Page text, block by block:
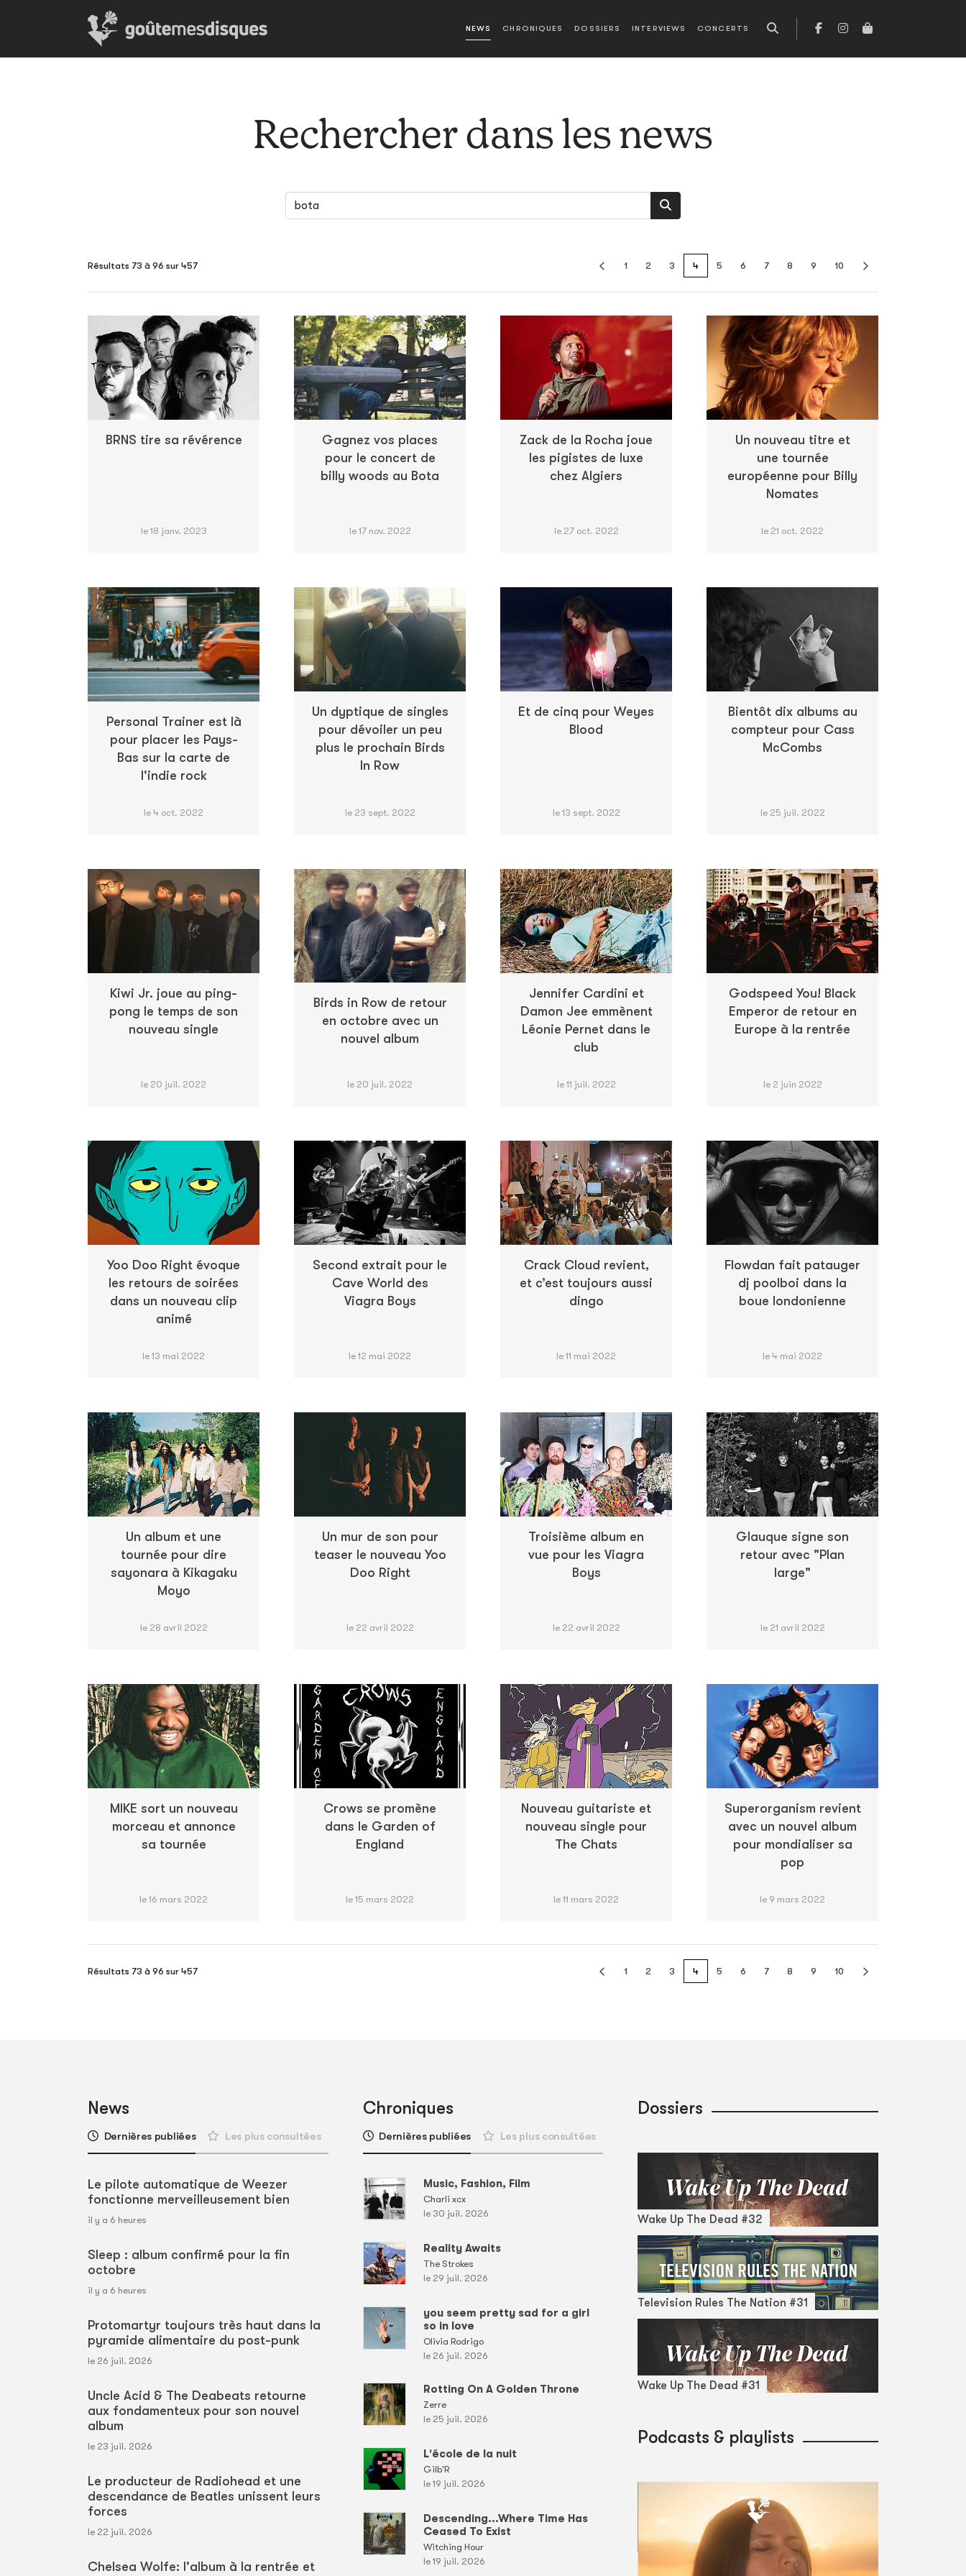
NEWS CHRONIQUES DOSSIERS INTERVIEWS CONCERTS
Rechercher dans les news
Résultats 73 à 96 sur 457 1 2 3 4 5 6 7 8 9 10
BRNS tire sa révérence
le 18 janv. 2023
Gagnez vos places
pour le concert de
billy woods au Bota
le 17 nov. 2022
Zack de la Rocha joue
les pigistes de luxe
chez Algiers
le 27 oct. 2022
Un nouveau titre et
une tournée
européenne pour Billy
Nomates
le 21 oct. 2022
Personal Trainer est là
pour placer les Pays-
Bas sur la carte de
l'indie rock
le 4 oct. 2022
Un dyptique de singles
pour dévoiler un peu
plus le prochain Birds
In Row
le 23 sept. 2022
Et de cinq pour Weyes
Blood
le 13 sept. 2022
Bientôt dix albums au
compteur pour Cass
McCombs
le 25 juil. 2022
Kiwi Jr. joue au ping-
pong le temps de son
nouveau single
le 20 juil. 2022
Birds in Row de retour
en octobre avec un
nouvel album
le 20 juil. 2022
Jennifer Cardini et
Damon Jee emmènent
Léonie Pernet dans le
club
le 11 juil. 2022
Godspeed You! Black
Emperor de retour en
Europe à la rentrée
le 2 juin 2022
Yoo Doo Right évoque
les retours de soirées
dans un nouveau clip
animé
le 13 mai 2022
Second extrait pour le
Cave World des
Viagra Boys
le 12 mai 2022
Crack Cloud revient,
et c’est toujours aussi
dingo
le 11 mai 2022
Flowdan fait patauger
dj poolboi dans la
boue londonienne
le 4 mai 2022
Un album et une
tournée pour dire
sayonara à Kikagaku
Moyo
le 28 avril 2022
Un mur de son pour
teaser le nouveau Yoo
Doo Right
le 22 avril 2022
Troisième album en
vue pour les Viagra
Boys
le 22 avril 2022
Glauque signe son
retour avec "Plan
large"
le 21 avril 2022
MIKE sort un nouveau
morceau et annonce
sa tournée
le 16 mars 2022
Crows se promène
dans le Garden of
England
le 15 mars 2022
Nouveau guitariste et
nouveau single pour
The Chats
le 11 mars 2022
Superorganism revient
avec un nouvel album
pour mondialiser sa
pop
le 9 mars 2022
Résultats 73 à 96 sur 457 1 2 3 4 5 6 7 8 9 10
News
Dernières publiées Les plus consultées
Le pilote automatique de Weezer
fonctionne merveilleusement bien
il y a 6 heures
Sleep : album confirmé pour la fin
octobre
il y a 6 heures
Protomartyr toujours très haut dans la
pyramide alimentaire du post-punk
le 26 juil. 2026
Uncle Acid & The Deabeats retourne
aux fondamenteux pour son nouvel
album
le 23 juil. 2026
Le producteur de Radiohead et une
descendance de Beatles unissent leurs
forces
le 22 juil. 2026
Chelsea Wolfe: l'album à la rentrée et
Chroniques
Dernières publiées Les plus consultées
Music, Fashion, Film
Charli xcx
le 30 juil. 2026
Reality Awaits
The Strokes
le 29 juil. 2026
you seem pretty sad for a girl
so in love
Olivia Rodrigo
le 26 juil. 2026
Rotting On A Golden Throne
Zerre
le 25 juil. 2026
L'école de la nuit
Gilb'R
le 19 juil. 2026
Descending...Where Time Has
Ceased To Exist
Witching Hour
le 19 juil. 2026
Dossiers
Wake Up The Dead #32
Television Rules The Nation #31
Wake Up The Dead #31
Podcasts & playlists